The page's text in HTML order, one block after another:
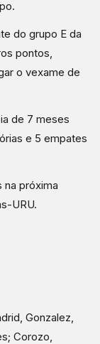
do grupo E da
pontos,
o vexame de
de 7 meses
e 5 empates
na próxima
URU.
Gonzalez,
Corozo,